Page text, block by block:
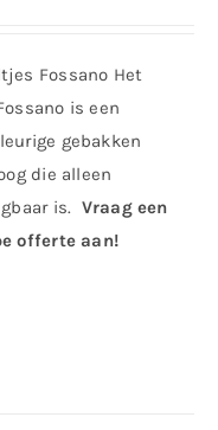
Fossano Het
is een
gebakken
die alleen
is. Vraag een
offerte aan!